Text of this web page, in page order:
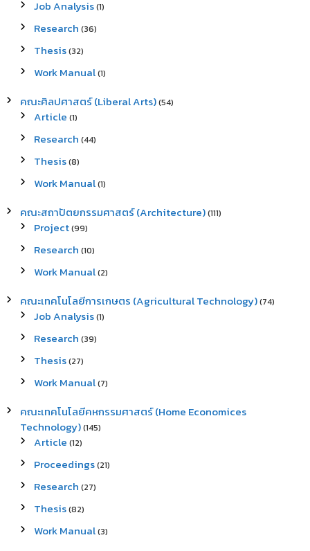
Job Analysis(1)
Research (36)
Thesis(32)
Work Manual(1)
คณะศิลปศาสตร์ (Liberal Arts)(54)
Article (1)
Research (44)
Thesis(8)
Work Manual(1)
คณะสถาปัตยกรรมศาสตร์ (Architecture)(111)
Project(99)
Research (10)
Work Manual(2)
คณะเทคโนโลยีการเกษตร (Agricultural Technology)(74)
Job Analysis(1)
Research (39)
Thesis(27)
Work Manual(7)
คณะเทคโนโลยีคหกรรมศาสตร์ (Home Economices
Technology)(145)
Article (12)
Proceedings(21)
Research (27)
Thesis(82)
Work Manual(3)